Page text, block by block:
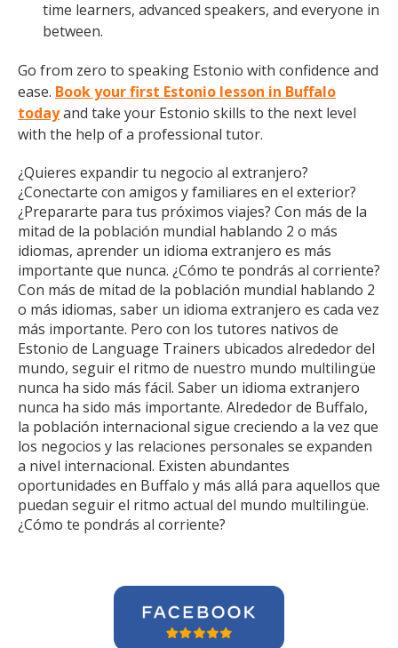
time learners, advanced speakers, and everyone in
between.
Go from zero to speaking Estonio with confidence and
ease. Book your first Estonio lesson in Buffalo
todayand take your Estonio skills to the next level
with the help of a professional tutor.
¿Quieres expandir tu negocio al extranjero?
¿Conectarte con amigos y familiares en el exterior?
¿Prepararte para tus próximos viajes? Con más de la
mitad de la población mundial hablando 2 o más
idiomas, aprender un idioma extranjero es más
importante que nunca. ¿Cómo te pondrás al corriente?
Con más de mitad de la población mundial hablando 2
o más idiomas, saber un idioma extranjero es cada vez
más importante. Pero con los tutores nativos de
Estonio de Language Trainers ubicados alrededor del
mundo, seguir el ritmo de nuestro mundo multilingüe
nunca ha sido más fácil. Saber un idioma extranjero
nunca ha sido más importante. Alrededor de Buffalo,
la población internacional sigue creciendo a la vez que
los negocios y las relaciones personales se expanden
a nivel internacional. Existen abundantes
oportunidades en Buffalo y más allá para aquellos que
puedan seguir el ritmo actual del mundo multilingüe.
¿Cómo te pondrás al corriente?